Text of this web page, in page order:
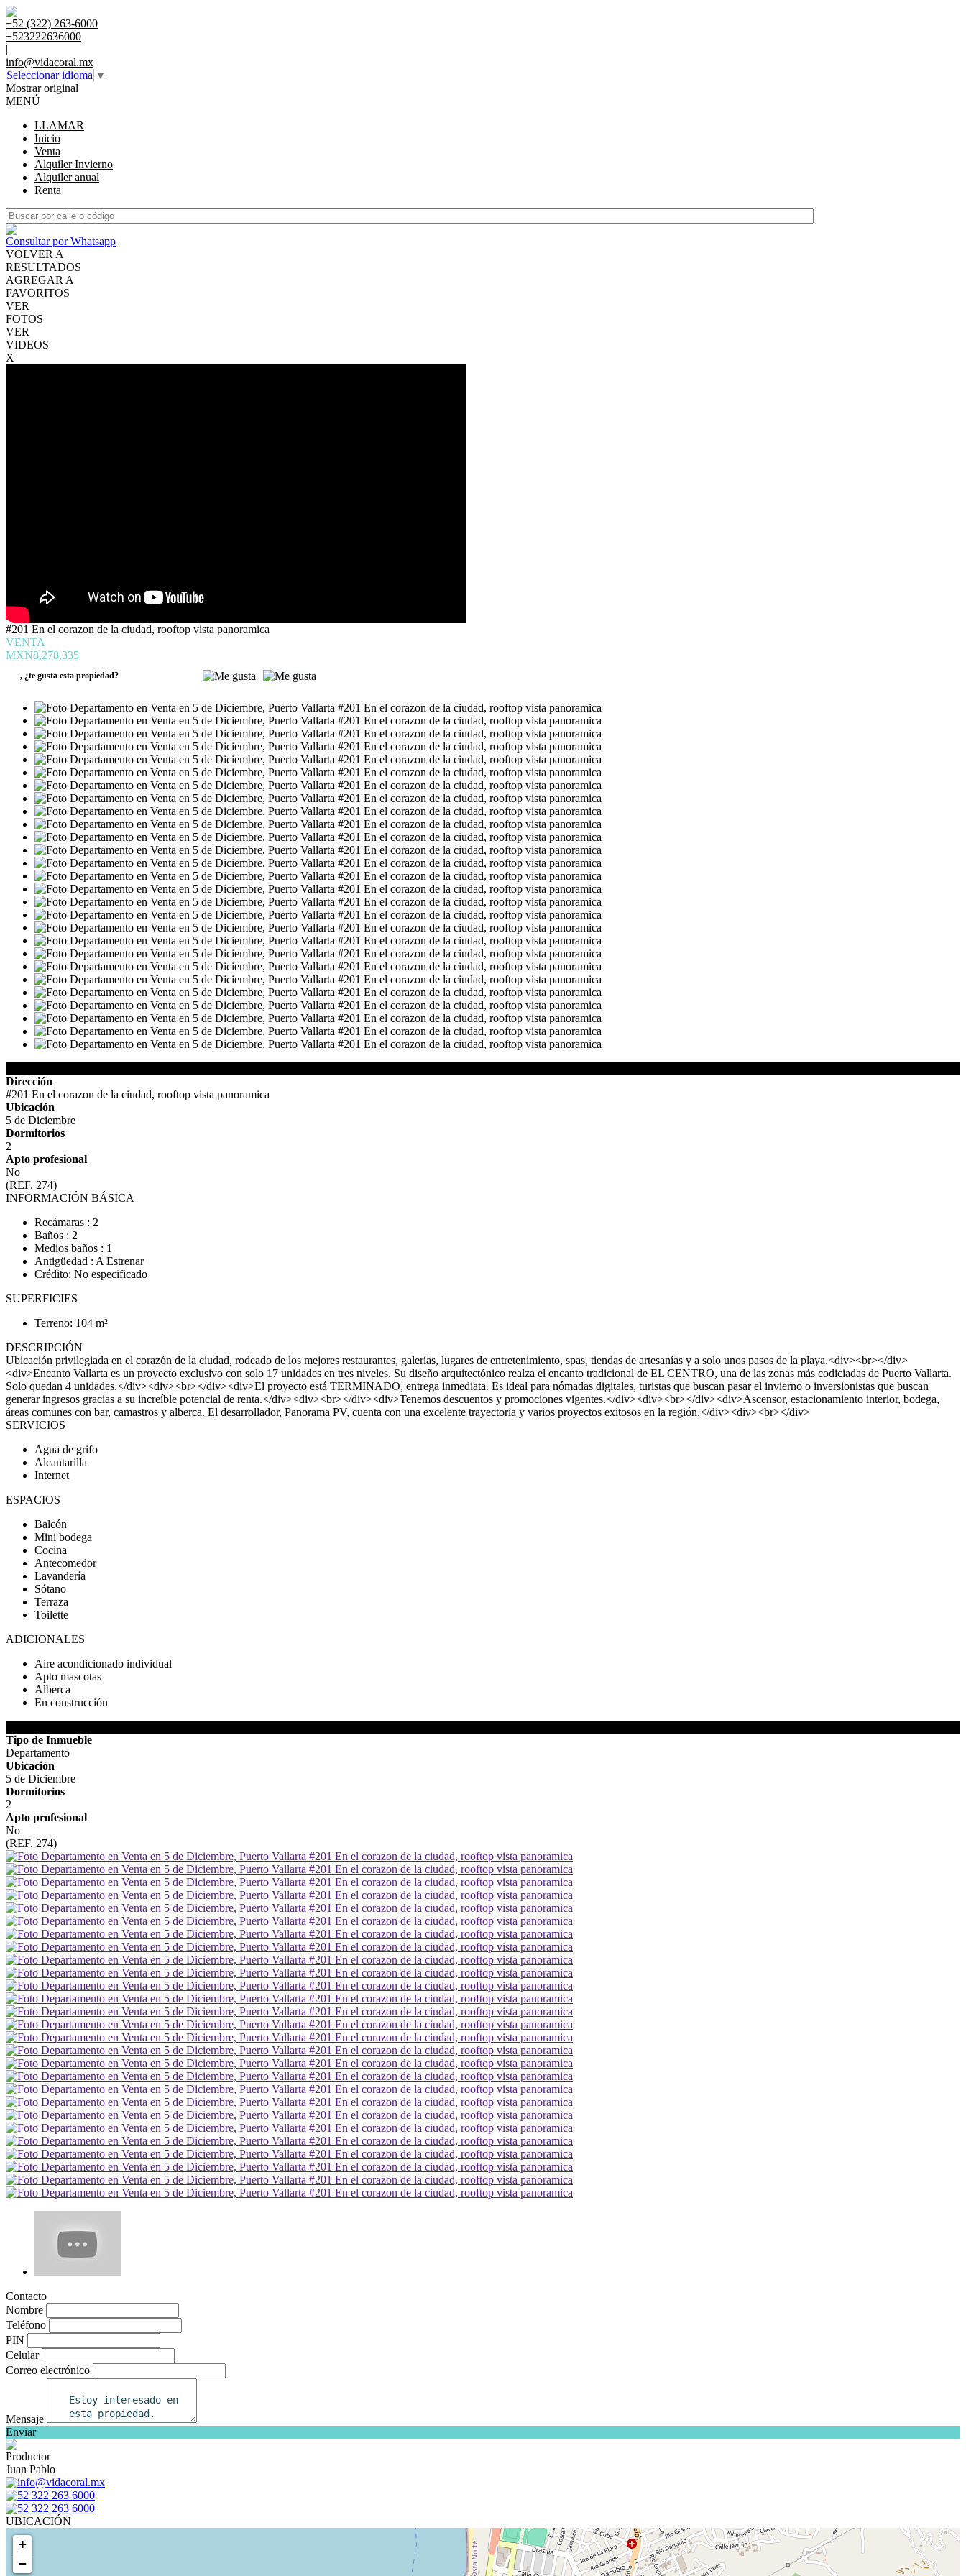
+52 (322) 263-6000
+523222636000
|
info@vidacoral.mx
Seleccionar idioma ▼
Mostrar original
MENÚ
LLAMAR
Inicio
Venta
Alquiler Invierno
Alquiler anual
Renta
Consultar por Whatsapp
VOLVER A
RESULTADOS
AGREGAR A
FAVORITOS
VER
FOTOS
VER
VIDEOS
X
#201 En el corazon de la ciudad, rooftop vista panoramica
VENTA
MXN8,278,335
, ¿te gusta esta propiedad?
Dirección
#201 En el corazon de la ciudad, rooftop vista panoramica
Ubicación
5 de Diciembre
Dormitorios
2
Apto profesional
No
(REF. 274)
INFORMACIÓN BÁSICA
Recámaras : 2
Baños : 2
Medios baños : 1
Antigüedad : A Estrenar
Crédito: No especificado
SUPERFICIES
Terreno: 104 m²
DESCRIPCIÓN
Ubicación privilegiada en el corazón de la ciudad, rodeado de los mejores restaurantes, galerías, lugares de entretenimiento, spas, tiendas de artesanías y a solo unos pasos de la playa.<div><br></div>
<div>Encanto Vallarta es un proyecto exclusivo con solo 17 unidades en tres niveles. Su diseño arquitectónico realza el encanto tradicional de EL CENTRO, una de las zonas más codiciadas de Puerto Vallarta.
Solo quedan 4 unidades.</div><div><br></div><div>El proyecto está TERMINADO, entrega inmediata. Es ideal para nómadas digitales, turistas que buscan pasar el invierno o inversionistas que buscan
generar ingresos gracias a su increíble potencial de renta.</div><div><br></div><div>Tenemos descuentos y promociones vigentes.</div><div><br></div><div>Ascensor, estacionamiento interior, bodega,
áreas comunes con bar, camastros y alberca. El desarrollador, Panorama PV, cuenta con una excelente trayectoria y varios proyectos exitosos en la región.</div><div><br></div>
SERVICIOS
Agua de grifo
Alcantarilla
Internet
ESPACIOS
Balcón
Mini bodega
Cocina
Antecomedor
Lavandería
Sótano
Terraza
Toilette
ADICIONALES
Aire acondicionado individual
Apto mascotas
Alberca
En construcción
Tipo de Inmueble
Departamento
Ubicación
5 de Diciembre
Dormitorios
2
Apto profesional
No
(REF. 274)
Contacto
Nombre
Teléfono
PIN
Celular
Correo electrónico
Mensaje
Enviar
Productor
Juan Pablo
info@vidacoral.mx
52 322 263 6000
52 322 263 6000
UBICACIÓN
+
−